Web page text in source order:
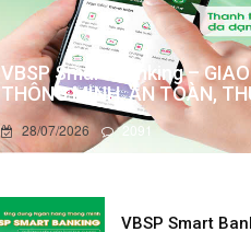
VBSP Smart Banking – GIAO
THÔNG MINH, AN TOÀN,
28/07/2026 2091
VBSP Smart